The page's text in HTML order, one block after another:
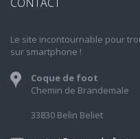
Le site incontournable pour
sur smartphone !
Coque de foot
Chemin de Brandemale
33830 Belin Beliet